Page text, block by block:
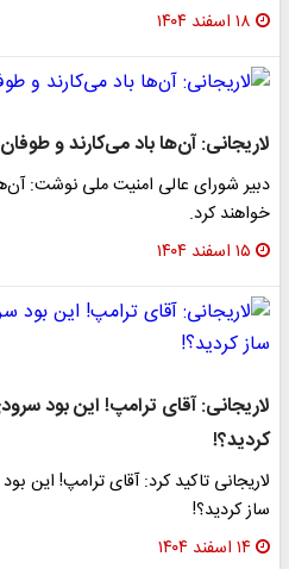
۱۸ اسفند ۱۴۰۴
لاریجانی: آن‌ها باد می‌کارند و
دبیر شورای عالی امنیت ملی نوشت:
خواهند کرد.
۱۵ اسفند ۱۴۰۴
لاریجانی: آقای ترامپ! این بود
کردید؟!
لاریجانی تاکید کرد: آقای ترامپ! این
ساز کردید؟!
۱۴ اسفند ۱۴۰۴